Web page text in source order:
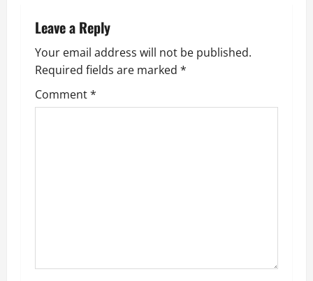
a
v
i
g
Leave a Reply
Your email address will not be published.
Required fields are marked *
Comment*